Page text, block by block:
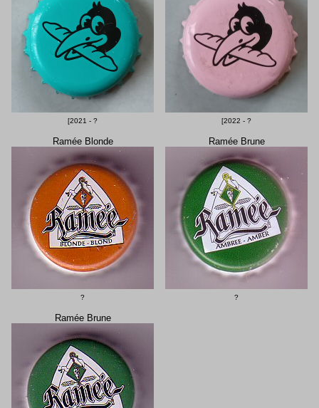
[2021 - ? [2022 - ?
Ramée Blonde
?
Ramée Brune
?
Ramée Brune